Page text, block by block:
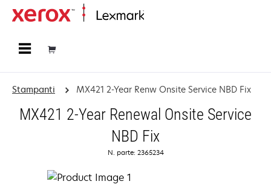
Stampanti MX421 2-Year Renw Onsite Service NBD Fix
MX421 2-Year Renewal Onsite Service
NBD Fix
N. parte: 2365234